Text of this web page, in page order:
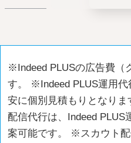
※Indeed PLUSの広告費（
す。 ※Indeed PLUS運用代
安に個別見積もりとなり
配信代行は、Indeed PLUS
案可能です。 ※スカウト配